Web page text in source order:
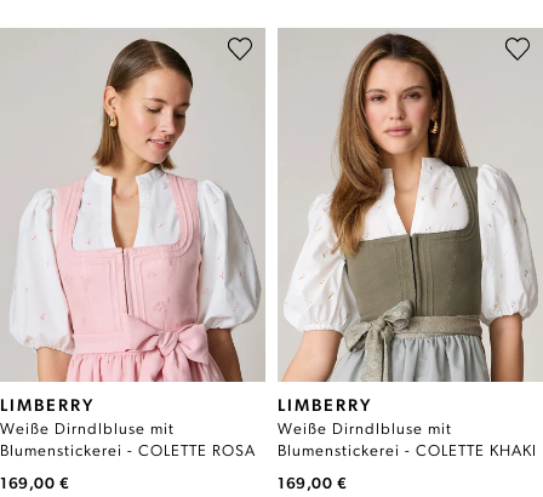
LIMBERRY
Weiße Dirndlbluse mit
Blumenstickerei - COLETTE ROSA
169,00 €
LIMBERRY
Weiße Dirndlbluse mit
Blumenstickerei - COLETTE KHAKI
169,00 €